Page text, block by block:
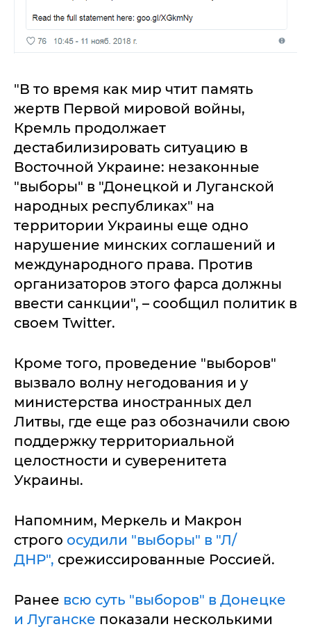
"В то время как мир чтит память
жертв Первой мировой войны,
Кремль продолжает
дестабилизировать ситуацию в
Восточной Украине: незаконные
"выборы" в "Донецкой и Луганской
народных республиках" на
территории Украины еще одно
нарушение минских соглашений и
международного права. Против
организаторов этого фарса должны
ввести санкции", – сообщил политик в
своем Twitter.
Кроме того, проведение "выборов"
вызвало волну негодования и у
министерства иностранных дел
Литвы, где еще раз обозначили свою
поддержку территориальной
целостности и суверенитета
Украины.
Напомним, Меркель и Макрон
строго осудили "выборы" в "Л/
ДНР", срежиссированные Россией.
Ранее всю суть "выборов" в Донецке
и Луганске показали несколькими